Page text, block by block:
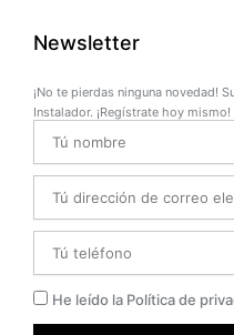
Newsletter
¡No te pierdas ninguna novedad!
Instalador. ¡Regístrate hoy mismo!
Privacidad
He leído la Política de